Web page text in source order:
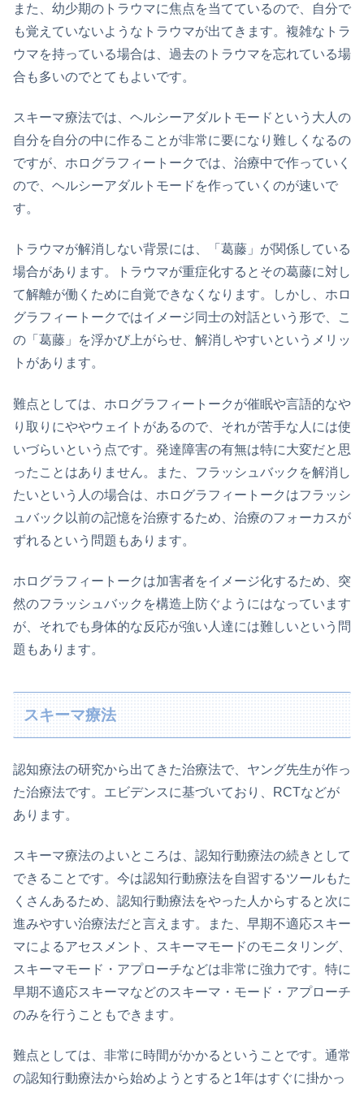
また、幼少期のトラウマに焦点を当てているので、自分で
も覚えていないようなトラウマが出てきます。複雑なトラ
ウマを持っている場合は、過去のトラウマを忘れている場
合も多いのでとてもよいです。
スキーマ療法では、ヘルシーアダルトモードという大人の
自分を自分の中に作ることが非常に要になり難しくなるの
ですが、ホログラフィートークでは、治療中で作っていく
ので、ヘルシーアダルトモードを作っていくのが速いで
す。
トラウマが解消しない背景には、「葛藤」が関係している
場合があります。トラウマが重症化するとその葛藤に対し
て解離が働くために自覚できなくなります。しかし、ホロ
グラフィートークではイメージ同士の対話という形で、こ
の「葛藤」を浮かび上がらせ、解消しやすいというメリッ
トがあります。
難点としては、ホログラフィートークが催眠や言語的なや
り取りにややウェイトがあるので、それが苦手な人には使
いづらいという点です。発達障害の有無は特に大変だと思
ったことはありません。また、フラッシュバックを解消し
たいという人の場合は、ホログラフィートークはフラッシ
ュバック以前の記憶を治療するため、治療のフォーカスが
ずれるという問題もあります。
ホログラフィートークは加害者をイメージ化するため、突
然のフラッシュバックを構造上防ぐようにはなっています
が、それでも身体的な反応が強い人達には難しいという問
題もあります。
スキーマ療法
認知療法の研究から出てきた治療法で、ヤング先生が作っ
た治療法です。エビデンスに基づいており、RCTなどが
あります。
スキーマ療法のよいところは、認知行動療法の続きとして
できることです。今は認知行動療法を自習するツールもた
くさんあるため、認知行動療法をやった人からすると次に
進みやすい治療法だと言えます。また、早期不適応スキー
マによるアセスメント、スキーマモードのモニタリング、
スキーマモード・アプローチなどは非常に強力です。特に
早期不適応スキーマなどのスキーマ・モード・アプローチ
のみを行うこともできます。
難点としては、非常に時間がかかるということです。通常
の認知行動療法から始めようとすると1年はすぐに掛かっ